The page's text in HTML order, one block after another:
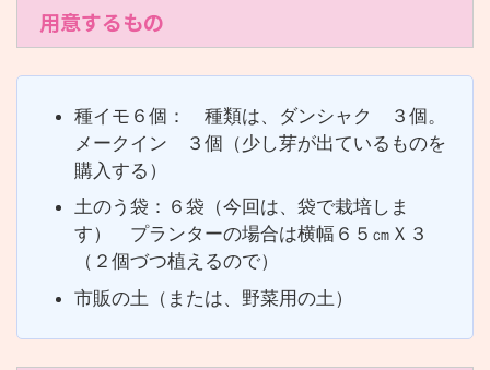
用意するもの
種イモ６個： 種類は、ダンシャク ３個。
メークイン ３個（少し芽が出ているものを
購入する）
土のう袋：６袋（今回は、袋で栽培しま
す） プランターの場合は横幅６５㎝Ｘ３
（２個づつ植えるので）
市販の土（または、野菜用の土）